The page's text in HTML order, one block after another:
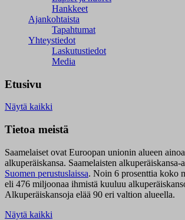
Hankkeet
Ajankohtaista
Tapahtumat
Yhteystiedot
Laskutustiedot
Media
Etusivu
Näytä kaikki
Tietoa meistä
Saamelaiset ovat Euroopan unionin alueen
alkuperäiskansa. Saamelaisten alkuperäiskansa-
Suomen perustuslaissa. Noin 6 prosenttia koko
eli 476 miljoonaa ihmistä kuuluu
Alkuperäiskansoja elää 90 eri valtion alueella.
Näytä kaikki